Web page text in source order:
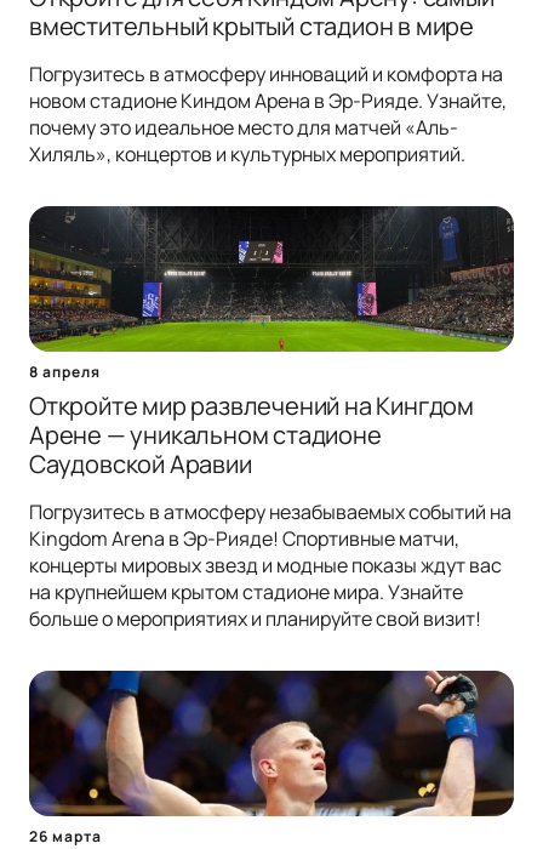
вместительный крытый стадион в мире
Погрузитесь в атмосферу инноваций и комфорта на
новом стадионе Киндом Арена в Эр-Рияде. Узнайте,
почему это идеальное место для матчей «Аль-
Хиляль», концертов и культурных мероприятий.
8 апреля
Откройте мир развлечений на Кингдом
Арене — уникальном стадионе
Саудовской Аравии
Погрузитесь в атмосферу незабываемых событий на
Kingdom Arena в Эр-Рияде! Спортивные матчи,
концерты мировых звезд и модные показы ждут вас
на крупнейшем крытом стадионе мира. Узнайте
больше о мероприятиях и планируйте свой визит!
26 марта